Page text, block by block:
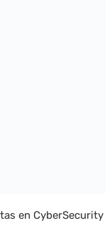
en CyberSecurity